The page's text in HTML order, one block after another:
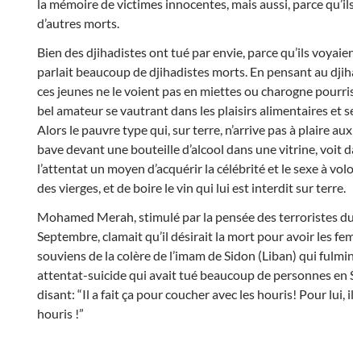
la mémoire de victimes innocentes, mais aussi, parce
d’autres morts.
Bien des djihadistes ont tué par envie, parce qu’ils
parlait beaucoup de djihadistes morts. En pensant au
ces jeunes ne le voient pas en miettes ou charogne
bel amateur se vautrant dans les plaisirs alimentaires et
Alors le pauvre type qui, sur terre, n’arrive pas à plaire
bave devant une bouteille d’alcool dans une vitrine, voit
l’attentat un moyen d’acquérir la célébrité et le sexe à
des vierges, et de boire le vin qui lui est interdit sur terre.
Mohamed Merah, stimulé par la pensée des terroristes
Septembre, clamait qu’il désirait la mort pour avoir les
souviens de la colère de l’imam de Sidon (Liban) qui
attentat-suicide qui avait tué beaucoup de personnes en
disant: “Il a fait ça pour coucher avec les houris! Pour lui, il
houris !”